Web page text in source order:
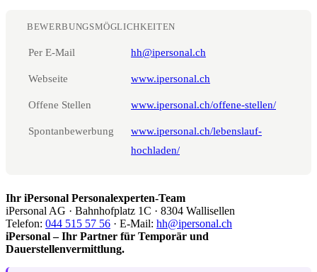
BEWERBUNGSMÖGLICHKEITEN
Per E-Mail hh@ipersonal.ch
Webseite www.ipersonal.ch
Offene Stellen www.ipersonal.ch/offene-stellen/
Spontanbewerbung
www.ipersonal.ch/lebenslauf-
hochladen/
Ihr iPersonal Personalexperten-Team
iPersonal AG · Bahnhofplatz 1C · 8304 Wallisellen
Telefon: 044 515 57 56 · E-Mail: hh@ipersonal.ch
iPersonal – Ihr Partner für Temporär und
Dauerstellenvermittlung.